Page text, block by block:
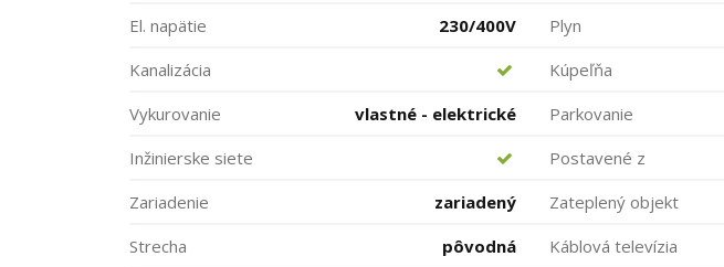
El. napätie
230/400V
Plyn
Kanalizácia
Kúpeľňa
Vykurovanie
vlastné - elektrické Parkovanie
Inžinierske siete
Postavené z
Zariadenie
zariadený
Zateplený objekt
Strecha
pôvodná
Káblová televízia